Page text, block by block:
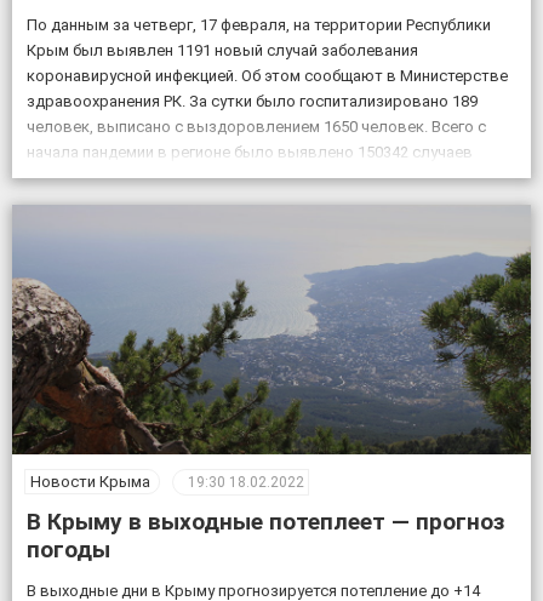
По данным за четверг, 17 февраля, на территории Республики
Крым был выявлен 1191 новый случай заболевания
коронавирусной инфекцией. Об этом сообщают в Министерстве
здравоохранения РК. За сутки было госпитализировано 189
человек, выписано с выздоровлением 1650 человек. Всего с
начала пандемии в регионе было выявлено 150342 случаев
заболевания коронавирусом, скончалось 4830 пациентов с
подтвержденным коронавирусом, в […]
Новости Крыма 19:30 18.02.2022
В Крыму в выходные потеплеет — прогноз
погоды
В выходные дни в Крыму прогнозируется потепление до +14